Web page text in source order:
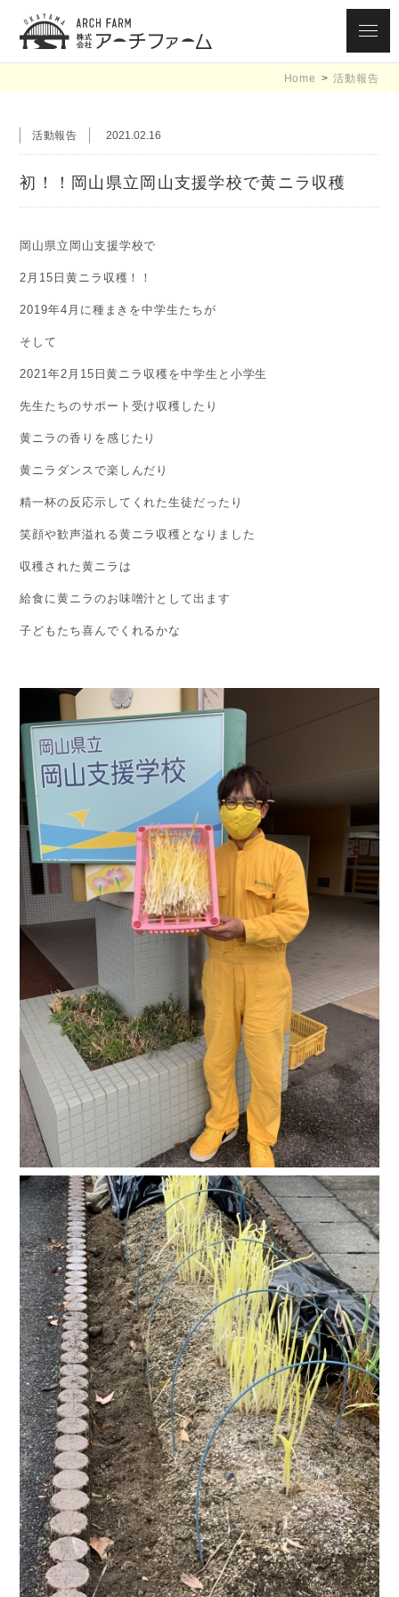
ARCH FARM
会社アーチファ
ーム 黄ニラ大使
/ 岡パク大使
Home > 活動報告
活動報告 2021.02.16
初！！岡山県立岡山支援学校で黄ニラ収穫
岡山県立岡山支援学校で
2月15日黄ニラ収穫！！
2019年4月に種まきを中学生たちが
そして
2021年2月15日黄ニラ収穫を中学生と小学生
先生たちのサポート受け収穫したり
黄ニラの香りを感じたり
黄ニラダンスで楽しんだり
精一杯の反応示してくれた生徒だったり
笑顔や歓声溢れる黄ニラ収穫となりました
収穫された黄ニラは
給食に黄ニラのお味噌汁として出ます
子どもたち喜んでくれるかな